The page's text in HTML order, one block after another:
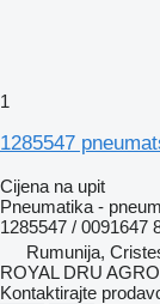
1
1285547
Cijena na upit
Pneumatika -
1285547 / 0091647
Rumunija,
ROYAL DRU
Kontaktirajte